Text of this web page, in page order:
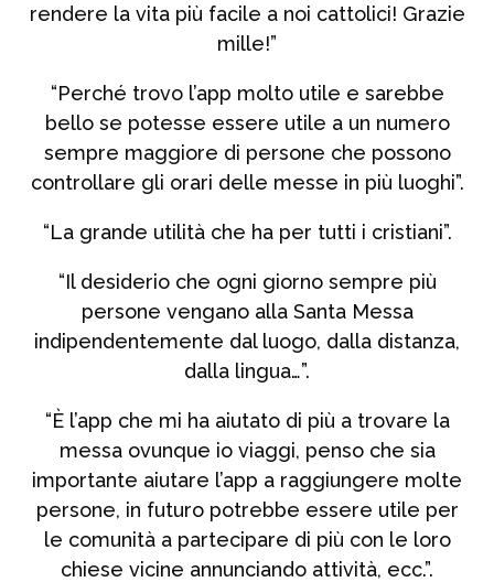
rendere la vita più facile a noi cattolici! Grazie
mille!”
“Perché trovo l’app molto utile e sarebbe
bello se potesse essere utile a un numero
sempre maggiore di persone che possono
controllare gli orari delle messe in più luoghi”.
“La grande utilità che ha per tutti i cristiani”.
“Il desiderio che ogni giorno sempre più
persone vengano alla Santa Messa
indipendentemente dal luogo, dalla distanza,
dalla lingua…”.
“È l’app che mi ha aiutato di più a trovare la
messa ovunque io viaggi, penso che sia
importante aiutare l’app a raggiungere molte
persone, in futuro potrebbe essere utile per
le comunità a partecipare di più con le loro
chiese vicine annunciando attività, ecc.”.